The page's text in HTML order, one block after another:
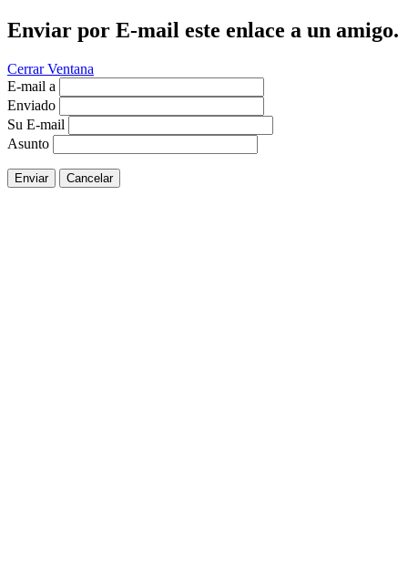
Enviar por E-mail este enlace a un amigo.
Cerrar Ventana
E-mail a
Enviado
Su E-mail
Asunto
Enviar Cancelar